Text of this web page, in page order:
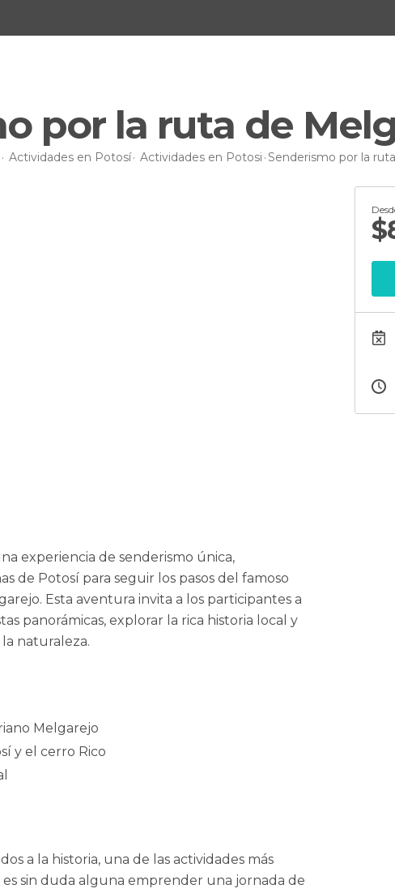
por la ruta de
Actividades en Potosí Actividades en Potosi Senderismo por la
$
experiencia de senderismo única,
de Potosí para seguir los pasos del famoso
Esta aventura invita a los participantes a
panorámicas, explorar la rica historia local y
naturaleza.
Melgarejo
y el cerro Rico
a la historia, una de las actividades más
es sin duda alguna emprender una jornada de